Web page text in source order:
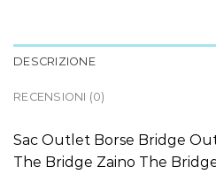
DESCRIZIONE
RECENSIONI (0)
Sac Outlet Borse Bridge
The Bridge Zaino The